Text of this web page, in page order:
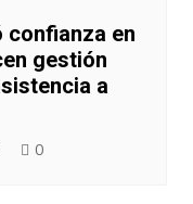
confianza en
gestión
a
0